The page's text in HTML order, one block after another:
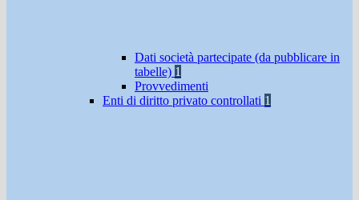
Dati società partecipate (da pubblicare in
tabelle) 1
Provvedimenti
Enti di diritto privato controllati 1